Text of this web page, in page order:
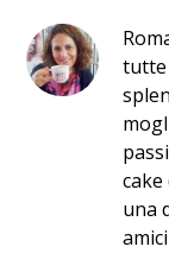
tutte
una
amici